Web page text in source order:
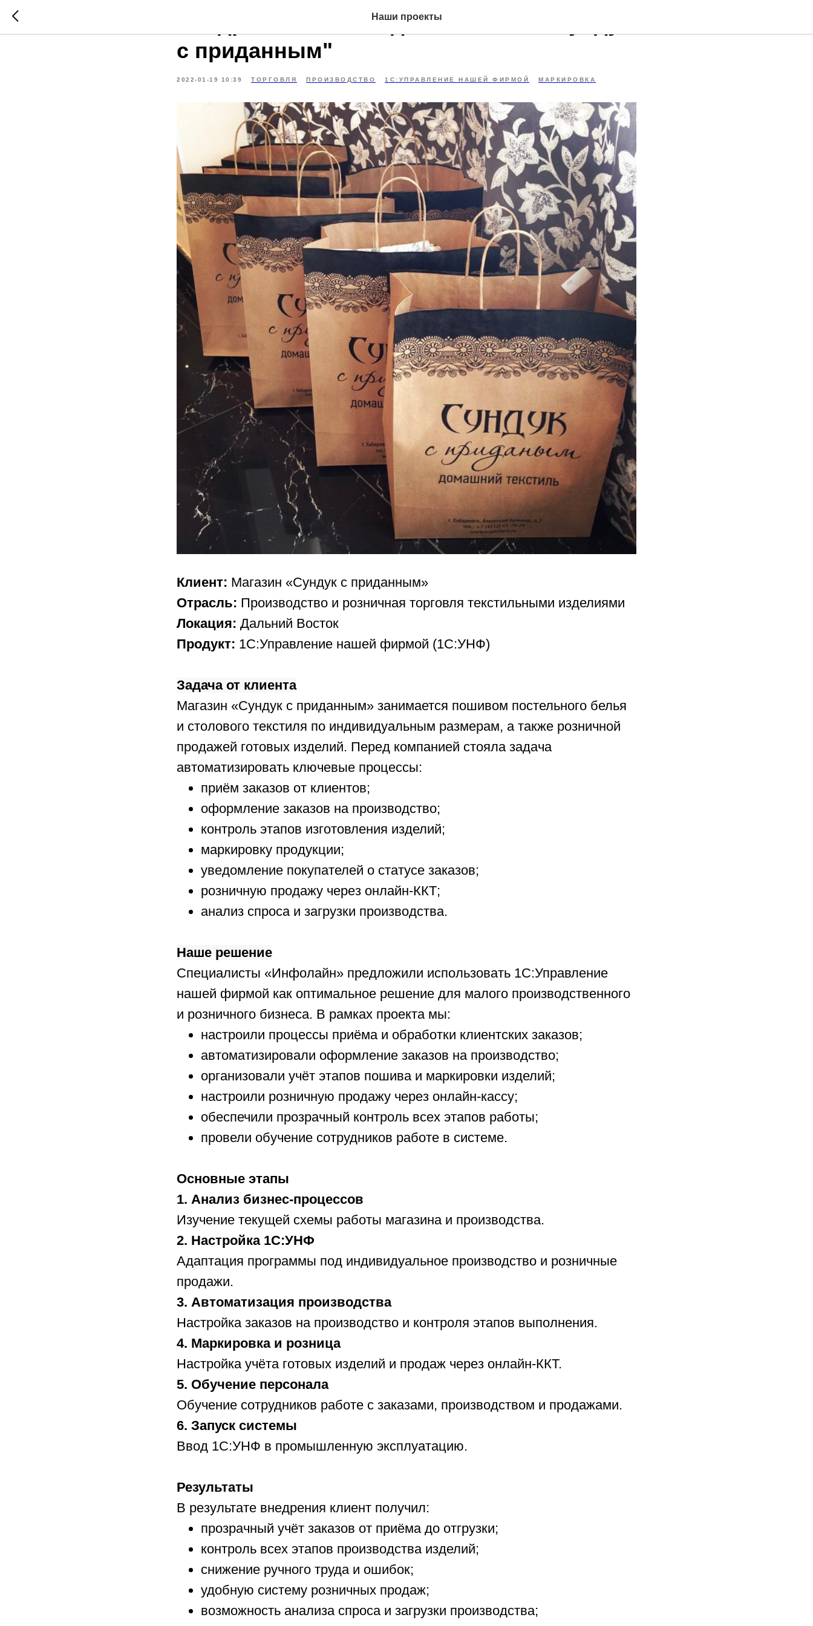
Наши проекты
Внедрение 1С:УНФ для магазина "Сундук
с приданным"
2022-01-19 10:39 ТОРГОВЛЯ ПРОИЗВОДСТВО 1С:УПРАВЛЕНИЕ НАШЕЙ ФИРМОЙ МАРКИРОВКА
Клиент: Магазин «Сундук с приданным»
Отрасль: Производство и розничная торговля текстильными изделиями
Локация: Дальний Восток
Продукт: 1С:Управление нашей фирмой (1С:УНФ)
Задача от клиента
Магазин «Сундук с приданным» занимается пошивом постельного белья
и столового текстиля по индивидуальным размерам, а также розничной
продажей готовых изделий. Перед компанией стояла задача
автоматизировать ключевые процессы:
приём заказов от клиентов;
оформление заказов на производство;
контроль этапов изготовления изделий;
маркировку продукции;
уведомление покупателей о статусе заказов;
розничную продажу через онлайн-ККТ;
анализ спроса и загрузки производства.
Наше решение
Специалисты «Инфолайн» предложили использовать 1С:Управление
нашей фирмой как оптимальное решение для малого производственного
и розничного бизнеса. В рамках проекта мы:
настроили процессы приёма и обработки клиентских заказов;
автоматизировали оформление заказов на производство;
организовали учёт этапов пошива и маркировки изделий;
настроили розничную продажу через онлайн-кассу;
обеспечили прозрачный контроль всех этапов работы;
провели обучение сотрудников работе в системе.
Основные этапы
1. Анализ бизнес-процессов
Изучение текущей схемы работы магазина и производства.
2. Настройка 1С:УНФ
Адаптация программы под индивидуальное производство и розничные
продажи.
3. Автоматизация производства
Настройка заказов на производство и контроля этапов выполнения.
4. Маркировка и розница
Настройка учёта готовых изделий и продаж через онлайн-ККТ.
5. Обучение персонала
Обучение сотрудников работе с заказами, производством и продажами.
6. Запуск системы
Ввод 1С:УНФ в промышленную эксплуатацию.
Результаты
В результате внедрения клиент получил:
прозрачный учёт заказов от приёма до отгрузки;
контроль всех этапов производства изделий;
снижение ручного труда и ошибок;
удобную систему розничных продаж;
возможность анализа спроса и загрузки производства;